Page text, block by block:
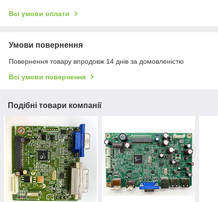
Всі умови оплати
Умови повернення
Повернення товару впродовж 14 днів за домовленістю
Всі умови повернення
Подібні товари компанії